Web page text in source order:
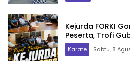
Kejurda FORKI
Peserta, Trofi
Karate Sabtu, 8